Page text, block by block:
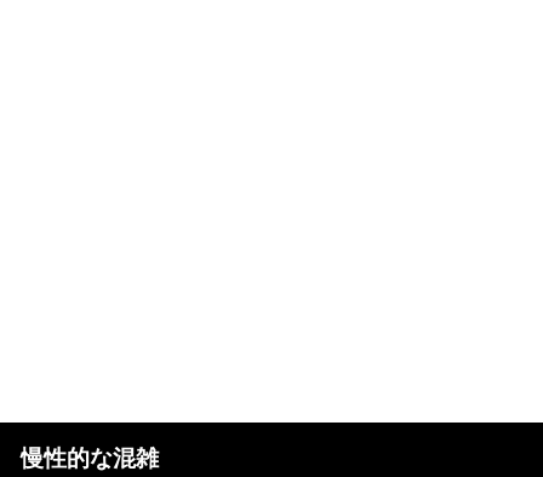
慢性的な混雑